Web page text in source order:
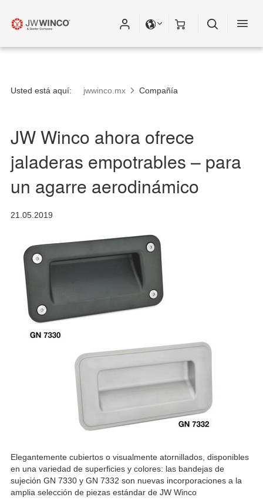
Usted está aquí: jwwinco.mx Compañía
JW Winco ahora ofrece
jaladeras empotrables – para
un agarre aerodinámico
21.05.2019
Elegantemente cubiertos o visualmente atornillados, disponibles
en una variedad de superficies y colores: las bandejas de
sujeción GN 7330 y GN 7332 son nuevas incorporaciones a la
amplia selección de piezas estándar de JW Winco